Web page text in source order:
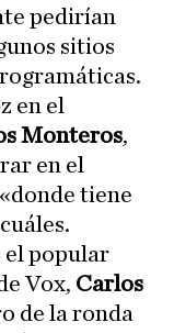
pedirían
sitios
en el
Monteros,
en el
tiene
el popular
Vox, Carlos
de la ronda